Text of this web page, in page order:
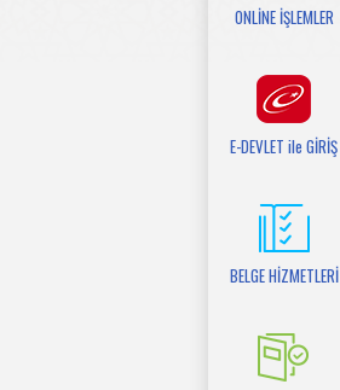
ONLİNE İŞLEMLER
E-DEVLET ile GİRİŞ
BELGE HİZMETLERİ